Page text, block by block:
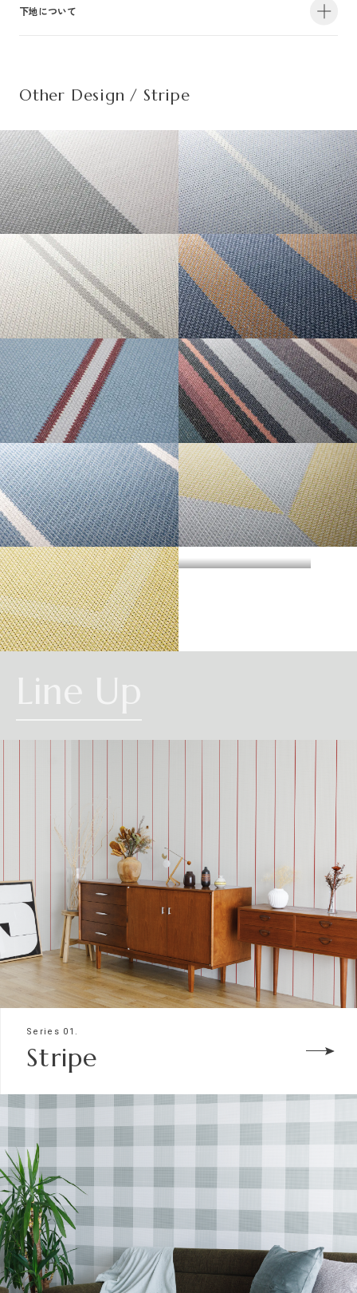
・防カビ性能
推奨糊は、「プリンテリアボンド」もしくは、「ウォールボンド100」です。
・サイズ
950mm×47m（有効巾900mm・m切売り）
・不燃認定番号
NM-5450
・準不燃認定番号
MFN-3734
| リピートレス商品について |
横のリピートサイズがW900mm以上の商品はリピートレスタイプです。
リピートレスタイプの商品をご注文の際は、必ずRepeat Imageをご確認いた
だき、番号をご指定ください。
リピートレスタイプのご注文数量は、本売り(W900mmxH2700mm/本)となり
ますのでご注意ください。
また、ご使用される壁面や天井へのリピートサイズの調整をご希望の場合
は、お問い合わせください。
建物内の内装仕上げに関しては、建築基準法により防火上の基準が定められ
ださい。詳細は下地についてをご参照ください。
| 2.使用環境について |
高温、多濯、水漏れの環墳や屋外での使用はお避けください。天井や間接照
明付近など、下地の段差が目立つ場所にご使用になる場合は、ご注意下さ
い。
| 3.柄合わせの必要な商品について |
柄合わせを必要とする商品は、要尺が無地系の商品よりも多くなりますので
ご注意ください。施工の際は見本帳の「リピート」表示を参考に柄合わせし
てください。
| 4.施工費について |
一般ビニル壁紙と比較して加工難易度が冨いため、施工費が割増しになる場
合があります。あらかじめ商品特性や現場の環境などをご確認の上、商品選
択をお願いします．
詳しい施工方法のご案内につきましては、PDFをご覧ください。
下地について
また種別は随時追加・変更がなされております。必ず最新の情報をご確認く
材質 普通紙＋ポリ塩化
防
火
性
能
施
工
方
直
張
り
不燃材料※① 不燃
不燃石膏ボード※② 不燃
準不燃材料※③ 準不燃
金属板※④ -
施
工
方
法
下
張
り
不燃材料※① -
不燃石膏ボード※② -
準不燃材料※③ -
それぞれ壁紙との組み合わせで使用できる代表的な下地基材は以下のものに
なります。
※①告示第1400号のモルタル、厚さが5mm以上の繊維混入ケイ酸カルシウム
板
※②告示第1400号の厚さが12mm以上の石膏ボード
※③告示第1401号の厚さが9mm以上の石膏ボード
Other Design / Stripe
BLOCK STRIPE PIN STRIPE
DOUBLE STRIPE
THICK AND THIN
STRIPE
REGIMENTAL STRIPE MULTI STRIPE
HICKORY
Line Up
Series 01.
Stripe